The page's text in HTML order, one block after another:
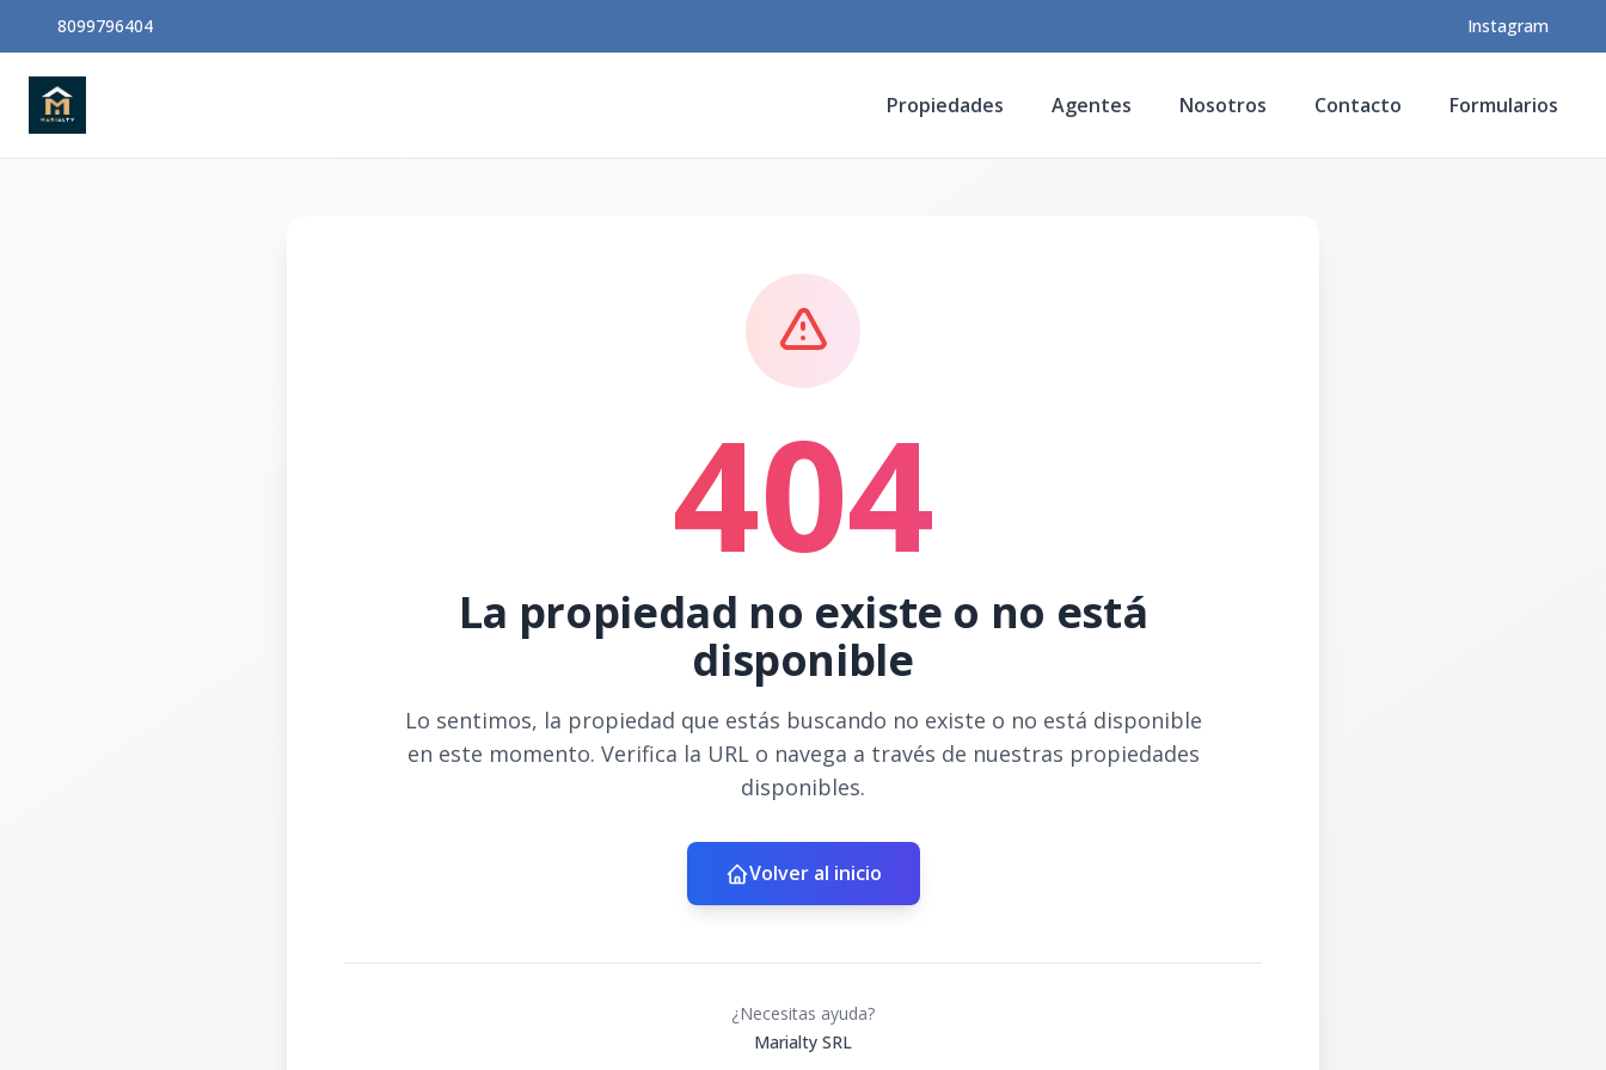
8099796404 Instagram
Propiedades Agentes Nosotros Contacto Formularios
404
La propiedad no existe o no está
disponible
Lo sentimos, la propiedad que estás buscando no existe o no está disponible
en este momento. Verifica la URL o navega a través de nuestras propiedades
disponibles.
Volver al inicio
¿Necesitas ayuda?
Marialty SRL